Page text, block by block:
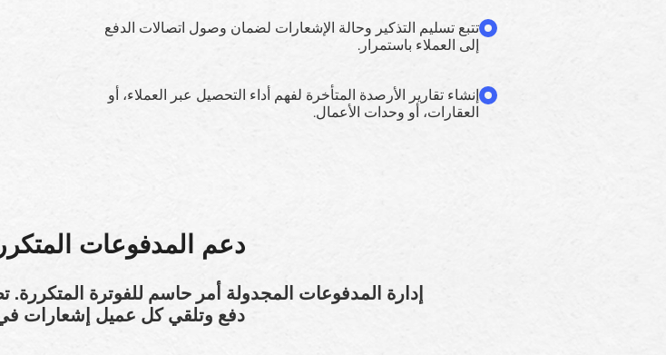
تتبع تسليم التذكير وحالة الإشعارات لضمان وصول اتصالات الدفع
إلى العملاء باستمرار.
إنشاء تقارير الأرصدة المتأخرة لفهم أداء التحصيل عبر العملاء، أو
العقارات، أو وحدات الأعمال.
دعم المدفوعات
إدارة المدفوعات المجدولة أمر حاسم للفوترة
دفع وتلقي كل عميل إشعارات